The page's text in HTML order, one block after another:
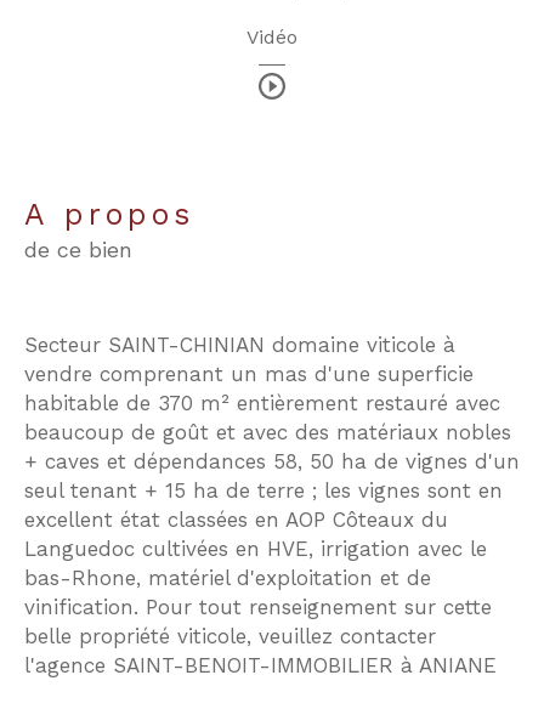
Vidéo
a propos
de ce bien
Secteur SAINT-CHINIAN domaine viticole à
vendre comprenant un mas d'une superficie
habitable de 370 m² entièrement restauré avec
beaucoup de goût et avec des matériaux nobles
+ caves et dépendances 58, 50 ha de vignes d'un
seul tenant + 15 ha de terre ; les vignes sont en
excellent état classées en AOP Côteaux du
Languedoc cultivées en HVE, irrigation avec le
bas-Rhone, matériel d'exploitation et de
vinification. Pour tout renseignement sur cette
belle propriété viticole, veuillez contacter
l'agence SAINT-BENOIT-IMMOBILIER à ANIANE